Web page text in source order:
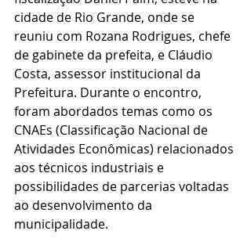
cidade de Rio Grande, onde se
reuniu com Rozana Rodrigues, chefe
de gabinete da prefeita, e Cláudio
Costa, assessor institucional da
Prefeitura. Durante o encontro,
foram abordados temas como os
CNAEs (Classificação Nacional de
Atividades Econômicas) relacionados
aos técnicos industriais e
possibilidades de parcerias voltadas
ao desenvolvimento da
municipalidade.